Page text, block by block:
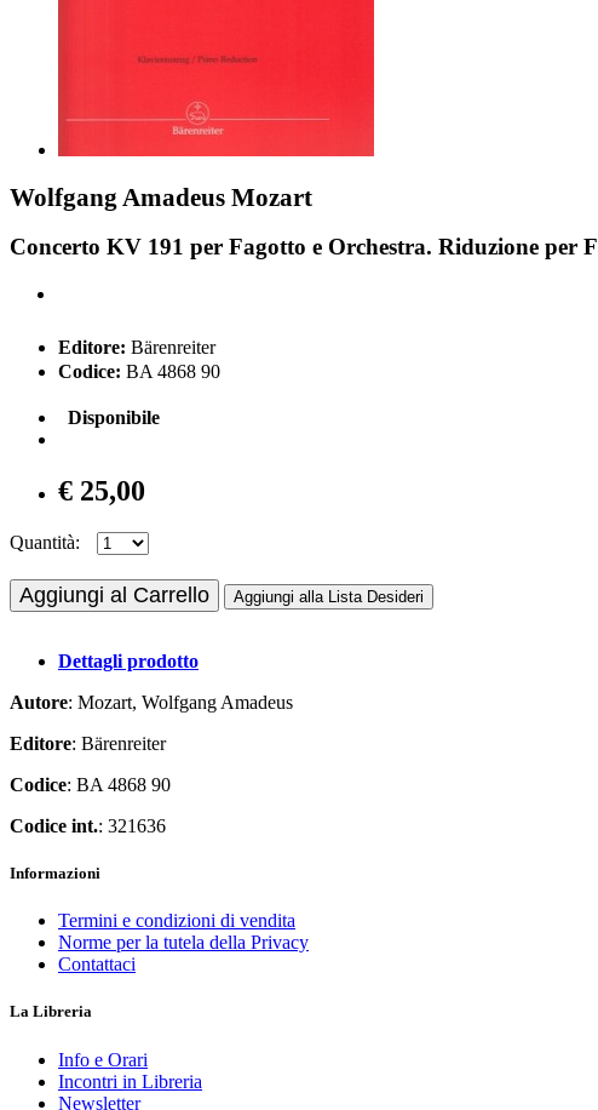
Wolfgang Amadeus Mozart
Concerto KV 191 per Fagotto e Orchestra. Riduzione per
Editore: Bärenreiter
Codice: BA 4868 90
Disponibile
€ 25,00
Quantità:
Aggiungi al Carrello Aggiungi alla Lista Desideri
Dettagli prodotto
Autore: Mozart, Wolfgang Amadeus
Editore: Bärenreiter
Codice: BA 4868 90
Codice int.: 321636
Informazioni
Termini e condizioni di vendita
Norme per la tutela della Privacy
Contattaci
La Libreria
Info e Orari
Incontri in Libreria
Newsletter